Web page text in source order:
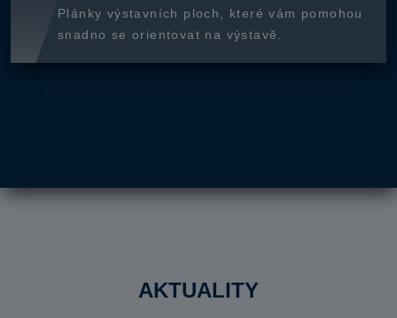
Plánky výstavních ploch, které vám pomohou
snadno se orientovat na výstavě.
AKTUALITY